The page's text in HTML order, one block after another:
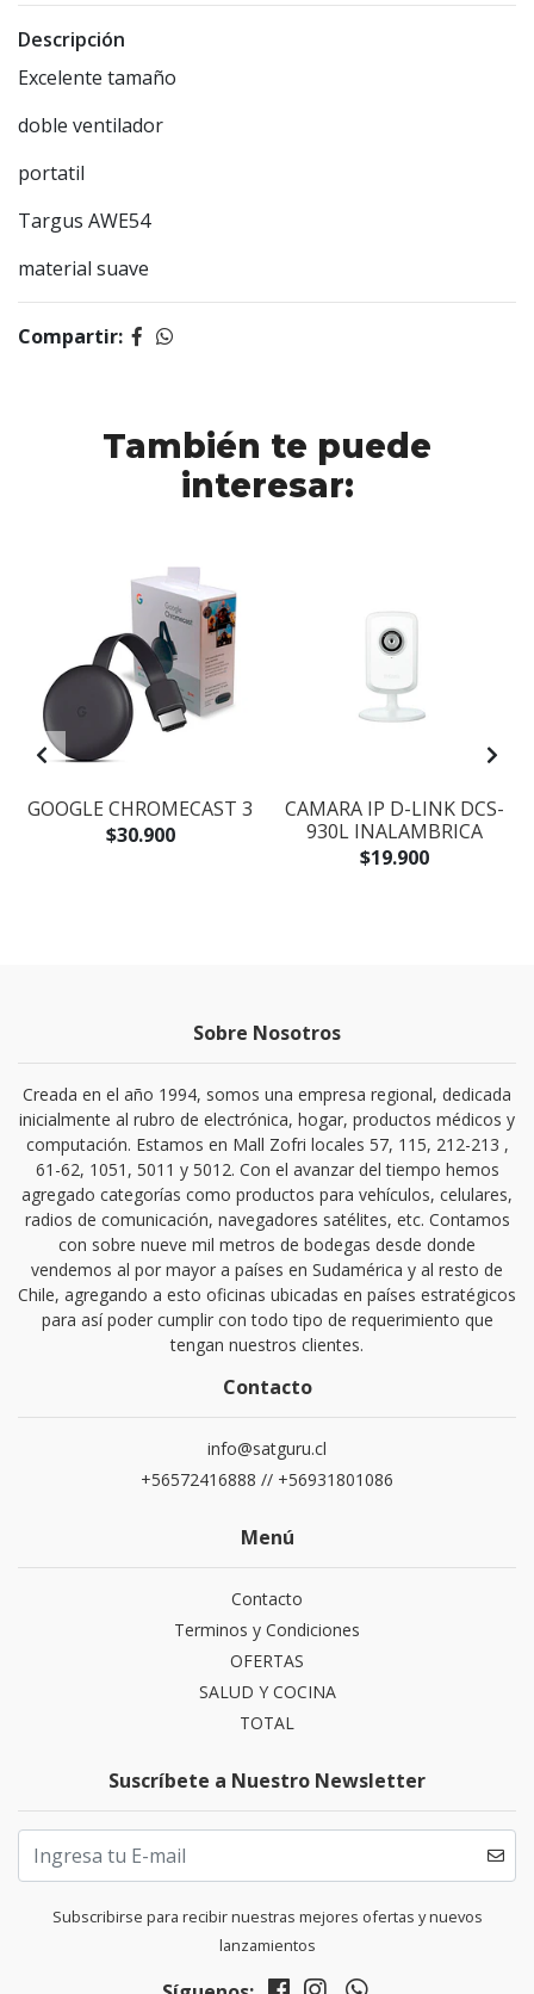
Descripción
Excelente tamaño
doble ventilador
portatil
Targus AWE54
material suave
Compartir:
También te puede
interesar:
GOOGLE CHROMECAST 3
$30.900
CAMARA IP D-LINK DCS-
930L INALAMBRICA
$19.900
Sobre Nosotros
Creada en el año 1994, somos una empresa regional, dedicada
inicialmente al rubro de electrónica, hogar, productos médicos y
computación. Estamos en Mall Zofri locales 57, 115, 212-213 ,
61-62, 1051, 5011 y 5012. Con el avanzar del tiempo hemos
agregado categorías como productos para vehículos, celulares,
radios de comunicación, navegadores satélites, etc. Contamos
con sobre nueve mil metros de bodegas desde donde
vendemos al por mayor a países en Sudamérica y al resto de
Chile, agregando a esto oficinas ubicadas en países estratégicos
para así poder cumplir con todo tipo de requerimiento que
tengan nuestros clientes.
Contacto
info@satguru.cl
+56572416888 // +56931801086
Menú
Contacto
Terminos y Condiciones
OFERTAS
SALUD Y COCINA
TOTAL
Suscríbete a Nuestro Newsletter
Subscribirse para recibir nuestras mejores ofertas y nuevos
lanzamientos